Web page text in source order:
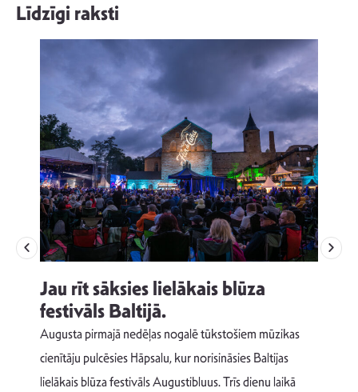
Līdzīgi raksti
Jau rīt sāksies lielākais blūza
festivāls Baltijā.
Augusta pirmajā nedēļas nogalē tūkstošiem mūzikas
cienītāju pulcēsies Hāpsalu, kur norisināsies Baltijas
lielākais blūza festivāls Augustibluus. Trīs dienu laikā